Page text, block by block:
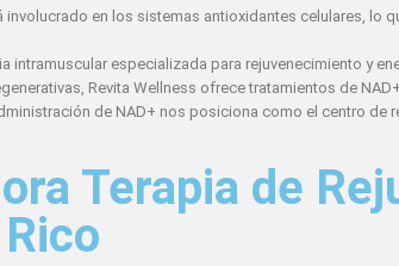
involucrado en los sistemas antioxidantes celulares, lo
intramuscular especializada para rejuvenecimiento y
Revita Wellness ofrece tratamientos de
de NAD+ nos posiciona como el centro de
Terapia de